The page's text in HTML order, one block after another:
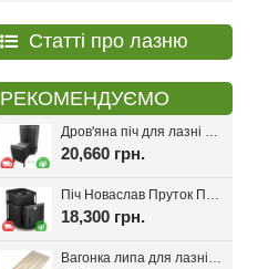
Статті про лазню
РЕКОМЕНДУЄМО
Дров'яна піч для лазні PAL PR-18L
20,660 грн.
Піч Новаслав Пруток ПКС-01П, до 12м.куб.
18,300 грн.
Вагонка липа для лазні Valte Classic 70*14мм. (Перший сорт)